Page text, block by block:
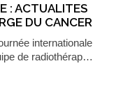
: ACTUALITES
DU CANCER
internationale
de radiothérap…